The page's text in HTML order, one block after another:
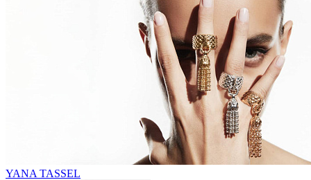
YANA TASSEL